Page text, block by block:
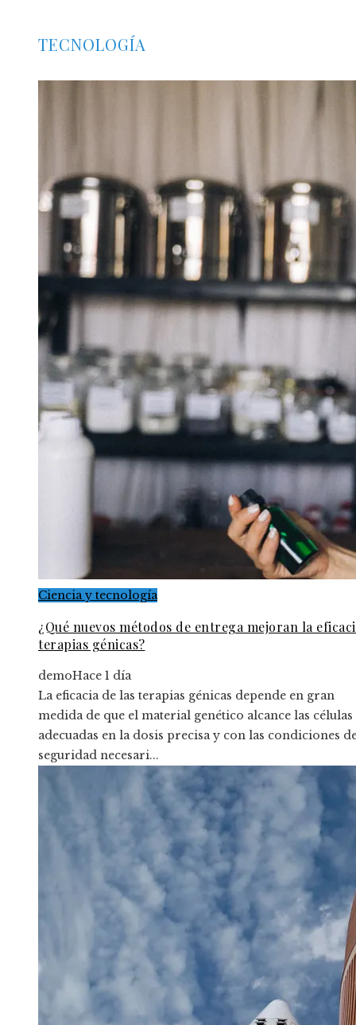
TECNOLOGÍA
Ciencia y tecnología
¿Qué nuevos métodos de entrega mejoran la
terapias génicas?
demoHace 1 día
La eficacia de las terapias génicas depende en gran
medida de que el material genético alcance las células
adecuadas en la dosis precisa y con las condiciones
seguridad necesari...